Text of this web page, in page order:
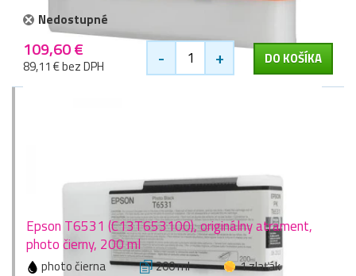
Nedostupné
109,60 €
89,11 € bez DPH - + DO KOŠÍKA
Epson T6531 (C13T653100), originálny atrament,
photo čierny, 200 ml
photo čierna 200 ml
1 zlaťák